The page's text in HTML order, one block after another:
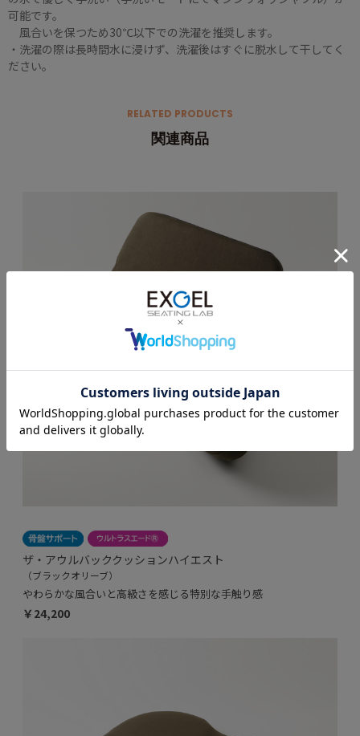
RELATED PRODUCTS
関連商品
ザ・アウルバッククッションハイエスト
（ブラックオリーブ）
やわらかな風合いと高級さを感じる特別な手触り感
￥24,200
可能です。
風合いを保つため30℃以下での洗濯を推奨します。
・洗濯の際は長時間水に浸けず、洗濯後はすぐに脱水して干してく
ださい。